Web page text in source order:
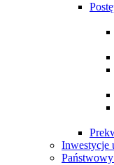
Inwestycje